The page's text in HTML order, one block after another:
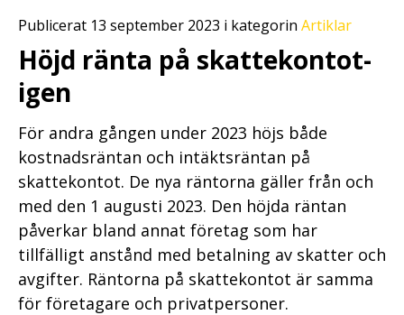
Publicerat 13 september 2023 i kategorin Artiklar
Höjd ränta på skattekontot-
igen
För andra gången under 2023 höjs både
kostnadsräntan och intäktsräntan på
skattekontot. De nya räntorna gäller från och
med den 1 augusti 2023. Den höjda räntan
påverkar bland annat företag som har
tillfälligt anstånd med betalning av skatter och
avgifter. Räntorna på skattekontot är samma
för företagare och privatpersoner.